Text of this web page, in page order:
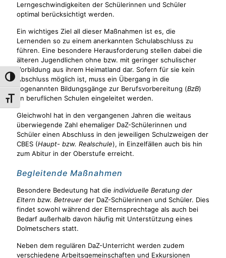
Umschalten auf hohe Kontraste
Schrift vergrößern
Lerngeschwindigkeiten der Schülerinnen und Schüler
optimal berücksichtigt werden.
Ein wichtiges Ziel all dieser Maßnahmen ist es, die
Lernenden so zu einem anerkannten Schulabschluss zu
führen. Eine besondere Herausforderung stellen dabei die
älteren Jugendlichen ohne bzw. mit geringer schulischer
Vorbildung aus ihrem Heimatland dar. Sofern für sie kein
Abschluss möglich ist, muss ein Übergang in die
sogenannten Bildungsgänge zur Berufsvorbereitung (BzB)
an beruflichen Schulen eingeleitet werden.
Gleichwohl hat in den vergangenen Jahren die weitaus
überwiegende Zahl ehemaliger DaZ-Schülerinnen und
Schüler einen Abschluss in den jeweiligen Schulzweigen der
CBES (Haupt- bzw. Realschule), in Einzelfällen auch bis hin
zum Abitur in der Oberstufe erreicht.
Begleitende Maßnahmen
Besondere Bedeutung hat die individuelle Beratung der
Eltern bzw. Betreuer der DaZ-Schülerinnen und Schüler. Dies
findet sowohl während der Elternsprechtage als auch bei
Bedarf außerhalb davon häufig mit Unterstützung eines
Dolmetschers statt.
Neben dem regulären DaZ-Unterricht werden zudem
verschiedene Arbeitsgemeinschaften und Exkursionen